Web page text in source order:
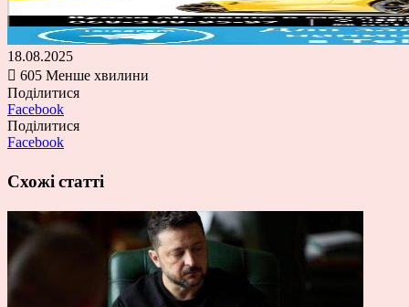
18.08.2025
605 Менше хвилини
Поділитися
Facebook
Поділитися
Facebook
Схожі статті